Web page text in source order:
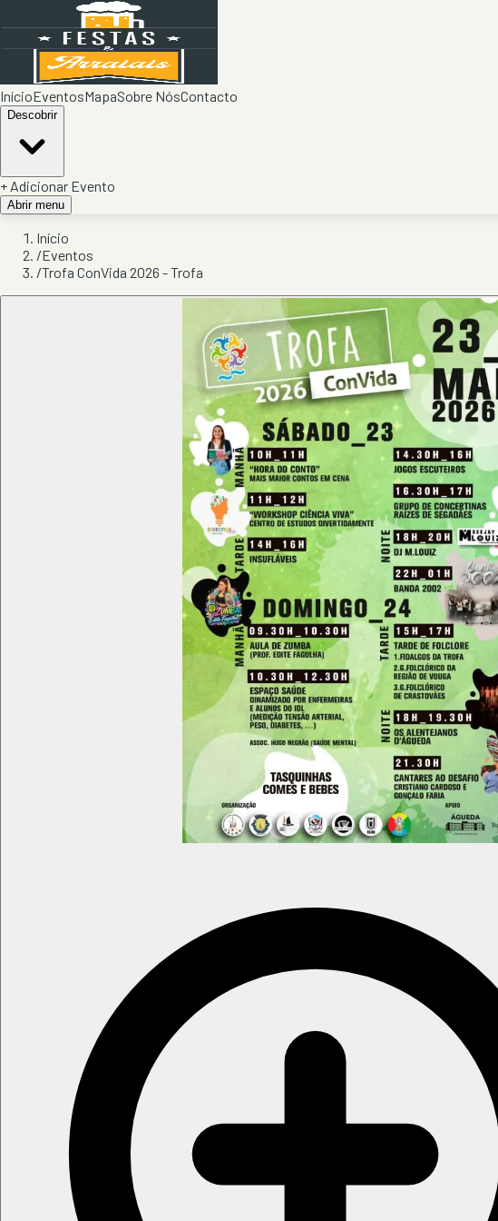
InícioEventosMapaSobre NósContacto
Descobrir
+ Adicionar Evento
Abrir menu
Início
/Eventos
/Trofa ConVida 2026 - Trofa